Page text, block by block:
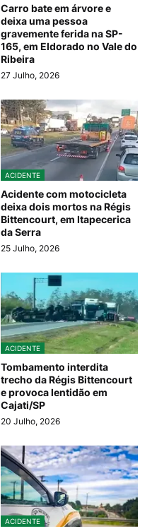
Carro bate em árvore e
deixa uma pessoa
gravemente ferida na SP-
165, em Eldorado no Vale do
Ribeira
27 Julho, 2026
ACIDENTE
Acidente com motocicleta
deixa dois mortos na Régis
Bittencourt, em Itapecerica
da Serra
25 Julho, 2026
ACIDENTE
Tombamento interdita
trecho da Régis Bittencourt
e provoca lentidão em
Cajati/SP
20 Julho, 2026
ACIDENTE